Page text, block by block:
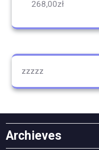
268,00zł
zzzzz
Archieves